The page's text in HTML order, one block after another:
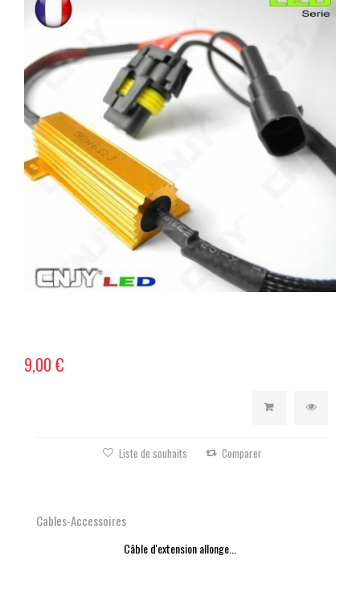
9,00 €
Liste de souhaits Comparer
Cables-Accessoires
Câble d'extension allonge...